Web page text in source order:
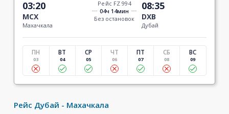
03:20
MCX
Махачкала
Рейс FZ 994
04ч 14мин
Без остановок
08:35
DXB
Дубай
ПН
03
ВТ
04
СР
05
ЧТ
06
ПТ
07
СБ
08
ВС
09
Рейс Дубай - Махачкала